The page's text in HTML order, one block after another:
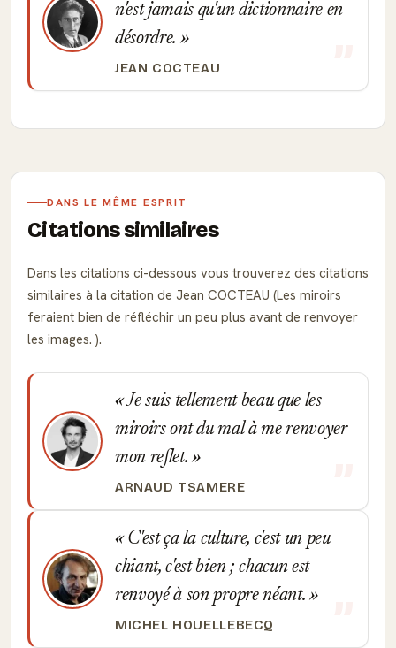
n'est jamais qu'un dictionnaire en
désordre.
JEAN COCTEAU
DANS LE MÊME ESPRIT
Citations similaires
Dans les citations ci-dessous vous trouverez des citations
similaires à la citation de Jean COCTEAU (Les miroirs
feraient bien de réfléchir un peu plus avant de renvoyer
les images. ).
Je suis tellement beau que les
miroirs ont du mal à me renvoyer
mon reflet.
ARNAUD TSAMERE
C'est ça la culture, c'est un peu
chiant, c'est bien ; chacun est
renvoyé à son propre néant.
MICHEL HOUELLEBECQ